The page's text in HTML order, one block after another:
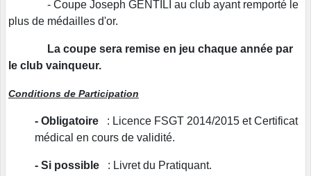
- Coupe Joseph GENTILI au club ayant remporté le
plus de médailles d'or.
La coupe sera remise en jeu chaque année par
le club vainqueur.
Conditions de Participation
- Obligatoire : Licence FSGT 2014/2015 et Certificat
médical en cours de validité.
- Si possible: Livret du Pratiquant.